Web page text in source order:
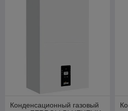
Конденсационный газовый